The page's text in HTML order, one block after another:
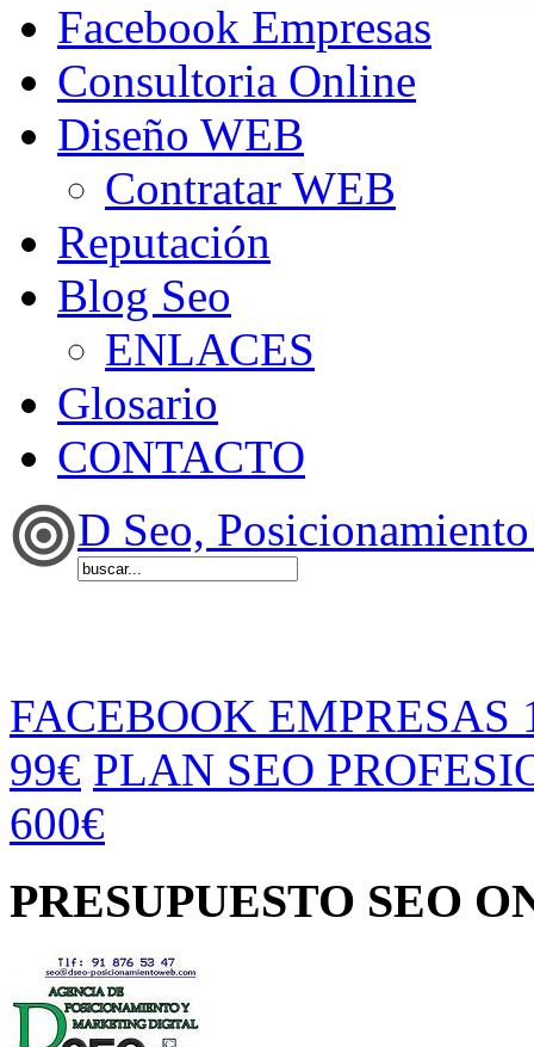
Facebook Empresas
Consultoria Online
Diseño WEB
Contratar WEB
Reputación
Blog Seo
ENLACES
Glosario
CONTACTO
D Seo,
FACEBOOK EMPRESAS
99€ PLAN SEO
600€
PRESUPUESTO SEO